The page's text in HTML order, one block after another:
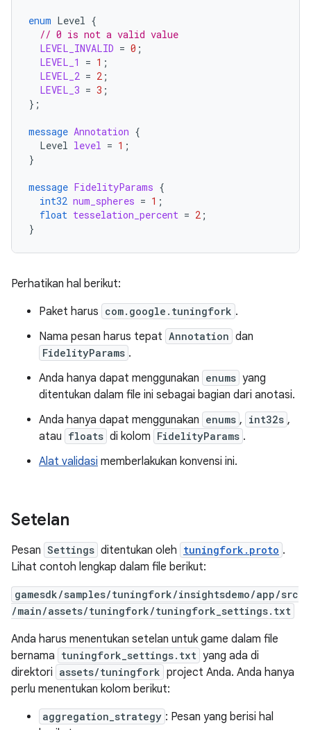
enum Level {
// 0 is not a valid value
LEVEL_INVALID = 0 ;
LEVEL_1
= 1 ;
LEVEL_2 = 2 ;
LEVEL_3 = 3 ;
};
message Annotation {
Level level = 1 ;
}
message FidelityParams {
int32 num_spheres = 1 ;
float tesselation_percent = 2 ;
}
Perhatikan hal berikut:
Paket harus com.google.tuningfork .
Nama pesan harus tepat Annotation dan
FidelityParams .
Anda hanya dapat menggunakan enums yang
ditentukan dalam file ini sebagai bagian dari anotasi.
Anda hanya dapat menggunakan enums , int32s ,
atau floats di kolom FidelityParams .
Alat validasi memberlakukan konvensi ini.
Setelan
Pesan Settings ditentukan oleh tuningfork.proto .
Lihat contoh lengkap dalam file berikut:
gamesdk/samples/tuningfork/insightsdemo/app/src
/main/assets/tuningfork/tuningfork_settings.txt
Anda harus menentukan setelan untuk game dalam file
bernama tuningfork_settings.txt yang ada di
direktori assets/tuningfork project Anda. Anda hanya
perlu menentukan kolom berikut:
aggregation_strategy : Pesan yang berisi hal